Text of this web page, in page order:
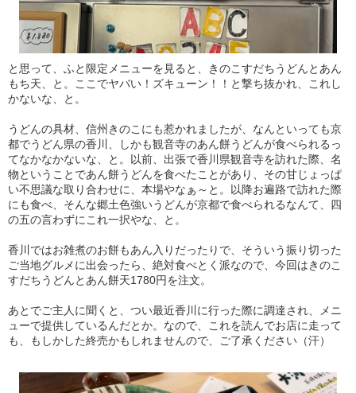
と思って、ふと限定メニューを見ると、きのこすだちうどんとあん
もち天、と。ここでヤバい！ズキューン！！と撃ち抜かれ、これし
かないな、と。
うどんの具材、信州きのこにも惹かれましたが、なんといっても京
都でうどん県の香川、しかも観音寺のあん餅うどんが食べられるっ
てなかなかないな、と。以前、出張で香川県観音寺を訪れた際、名
物ということであん餅うどんを食べたことがあり、その甘じょっぱ
い不思議な取り合わせに、本場やなぁ～と。以降お遍路で訪れた際
にも食べ、そんな郷土色強いうどんが京都で食べられるなんて、四
の五の言わずにこれ一択やな、と。
香川ではお雑煮のお餅もあん入りだったりで、そういう振り切った
ご当地グルメに出会ったら、絶対食べとく派なので、今回はきのこ
すだちうどんとあん餅天1780円を注文。
あとでご主人に聞くと、つい最近香川に行った際に調達され、メニ
ューで提供しているんだとか。なので、これを読んでお店に走って
も、もしかした終売かもしれませんので、ご了承ください（汗）